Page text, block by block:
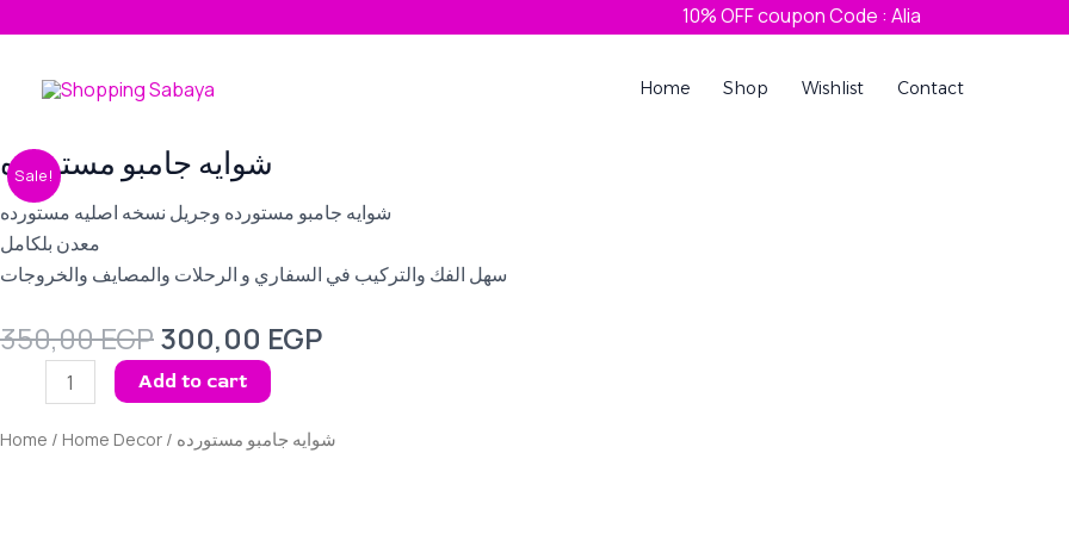
content
10% OFF coupon Code : Alia
Home Shop Wishlist Contact
شوايه جامبو مستورده
شوايه جامبو مستورده وجريل نسخه اصليه مستورده
معدن بلكامل
سهل الفك والتركيب في السفاري و الرحلات والمصايف والخروجات
350,00EGP
Original
price
was:
300,00 EGP
is:
شوايه
جامبو
مستورده
quantity
Add to cart
Home / Home Decor / شوايه جامبو مستورده
Sale!